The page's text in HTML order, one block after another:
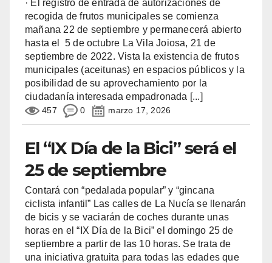
· El registro de entrada de autorizaciones de
recogida de frutos municipales se comienza
mañana 22 de septiembre y permanecerá abierto
hasta el 5 de octubre La Vila Joiosa, 21 de
septiembre de 2022. Vista la existencia de frutos
municipales (aceitunas) en espacios públicos y la
posibilidad de su aprovechamiento por la
ciudadanía interesada empadronada [...]
457 0 marzo 17, 2026
El “IX Día de la Bici” será el
25 de septiembre
Contará con “pedalada popular” y “gincana
ciclista infantil” Las calles de La Nucía se llenarán
de bicis y se vaciarán de coches durante unas
horas en el “IX Día de la Bici” el domingo 25 de
septiembre a partir de las 10 horas. Se trata de
una iniciativa gratuita para todas las edades que